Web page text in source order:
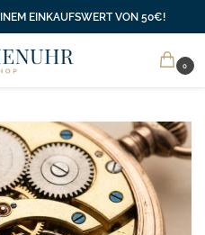
EINKAUFSWERT VON 50€!
0